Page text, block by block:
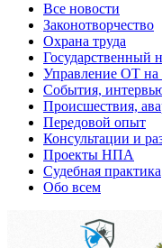
Все новости
Законотворчество
Охрана труда
Государственный
Управление ОТ на
События,
Происшествия,
Передовой опыт
Консультации и
Проекты НПА
Судебная практика
Обо всем